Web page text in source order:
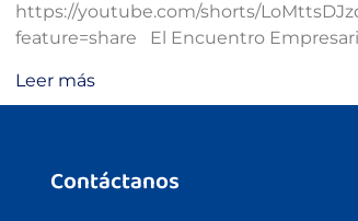
https://youtube.com/shorts/
feature=share El Encuentro
Leer más
Contáctanos